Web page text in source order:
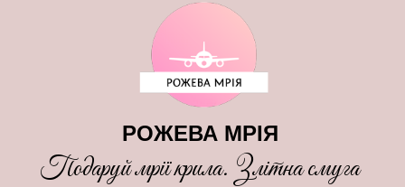
РОЖЕВА МРІЯ
Подаруй мрії крила. Злітна смуга